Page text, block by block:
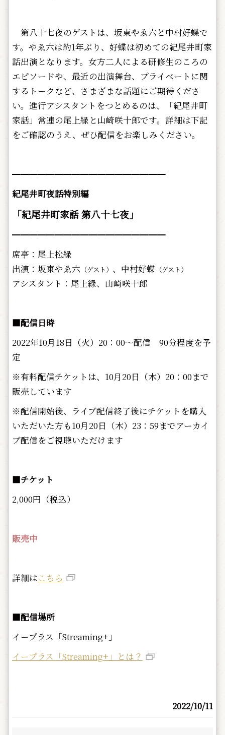
第八十七夜のゲストは、坂東やゑ六と中村好蝶で
す。やゑ六は約1年ぶり、好蝶は初めての紀尾井町家
話出演となります。女方二人による研修生のころの
エピソードや、最近の出演舞台、プライベートに関
するトークなど、さまざまな話題にご期待くださ
い。進行アシスタントをつとめるのは、「紀尾井町
家話」常連の尾上緑と山崎咲十郎です。詳細は下記
をご確認のうえ、ぜひ配信をお楽しみください。
━━━━━━━━━━━━━━━━━━
紀尾井町夜話特別編
「紀尾井町家話 第八十七夜」
━━━━━━━━━━━━━━━━━━
席亭：尾上松緑
出演：坂東やゑ六 （ゲスト） 、中村好蝶 （ゲスト）
アシスタント：尾上緑、山崎咲十郎
■配信日時
2022年10月18日（火）20：00～配信 90分程度を予
定
※有料配信チケットは、10月20日（木）20：00まで
販売しています
※配信開始後、ライブ配信終了後にチケットを購入
いただいた方も10月20日（木）23：59までアーカイ
ブ配信をご視聴いただけます
■チケット
2,000円（税込）
販売中
詳細はこちら
■配信場所
イープラス「Streaming+」
イープラス「Streaming+」とは？
2022/10/11